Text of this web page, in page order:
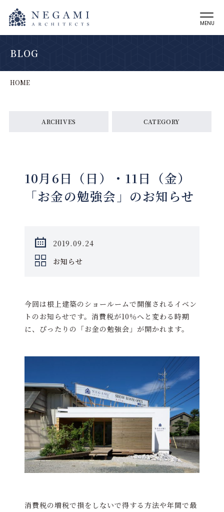
MENU
BLOG
HOME
ARCHIVES CATEGORY
10月6日（日）・11日（金）
「お金の勉強会」のお知らせ
2019.09.24
お知らせ
今回は根上建築のショールームで開催されるイベン
トのお知らせです。消費税が10％へと変わる時期
に、ぴったりの「お金の勉強会」が開かれます。
消費税の増税で損をしないで得する方法や年間で最